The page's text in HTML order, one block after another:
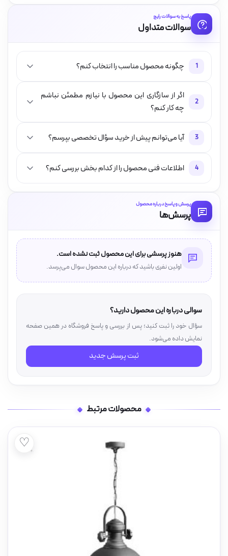
پاسخ به سوالات رایج
سوالات متداول
1 چگونه محصول مناسب را انتخاب کنم؟
2
اگر از سازگاری این محصول با نیازم مطمئن نباشم
چه کار کنم؟
3 آیا می‌توانم پیش از خرید سؤال تخصصی بپرسم؟
4 اطلاعات فنی محصول را از کدام بخش بررسی کنم؟
پرسش و پاسخ درباره محصول
پرسش‌ها
هنوز پرسشی برای این محصول ثبت نشده است.
اولین نفری باشید که درباره این محصول سوال می‌پرسد.
سوالی درباره این محصول دارید؟
سؤال خود را ثبت کنید؛ پس از بررسی و پاسخ فروشگاه در همین صفحه
نمایش داده می‌شود.
ثبت پرسش جدید
محصولات مرتبط
♡